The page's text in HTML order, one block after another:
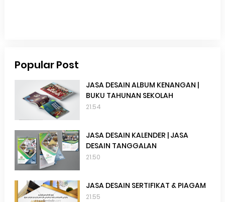
Popular Post
JASA DESAIN ALBUM KENANGAN |
BUKU TAHUNAN SEKOLAH
21.54
JASA DESAIN KALENDER | JASA
DESAIN TANGGALAN
21.50
JASA DESAIN SERTIFIKAT & PIAGAM
21.55